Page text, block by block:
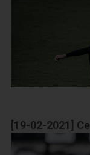
[19-02-2021]